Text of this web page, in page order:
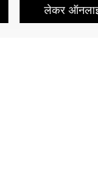
लेकर